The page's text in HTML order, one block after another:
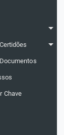
arrow_drop_down
arrow_drop_down
Chave